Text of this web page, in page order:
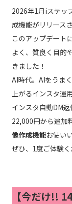
2026年1月iステッ
成機能がリリース
このアップデート
よく、質良く目的
きました！
AI時代。AIをうま
上がるインスタ運
インスタ自動DM
22,000円から追加
像作成機能お使い
ぜひ、1度ご体験く
【今だけ!!